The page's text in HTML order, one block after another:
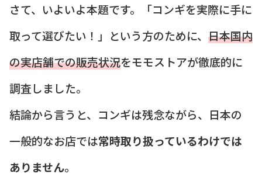
さて、いよいよ本題です。「コンギを実際に手に
取って選びたい！」という方のために、 日本国内
の実店舗での販売状況をモモストアが徹底的に
調査しました。
結論から言うと、コンギは残念ながら、日本の
一般的なお店では常時取り扱っているわけでは
ありません。